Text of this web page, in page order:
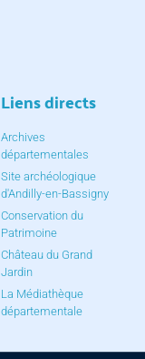
Liens directs
Archives
départementales
Site archéologique
d'Andilly-en-Bassigny
Conservation du
Patrimoine
Château du Grand
Jardin
La Médiathèque
départementale